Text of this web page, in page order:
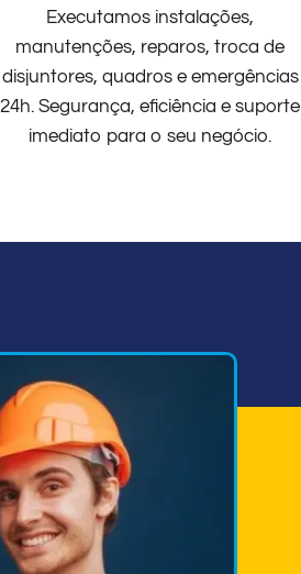
Executamos instalações,
manutenções, reparos, troca de
disjuntores, quadros e emergências
24h. Segurança, eficiência e suporte
imediato para o seu negócio.